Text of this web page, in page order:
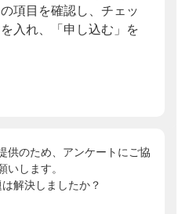
項目を確認し、チェッ
入れ、「申し込む」を
供のため、アンケートにご協
いします。
解決しましたか？